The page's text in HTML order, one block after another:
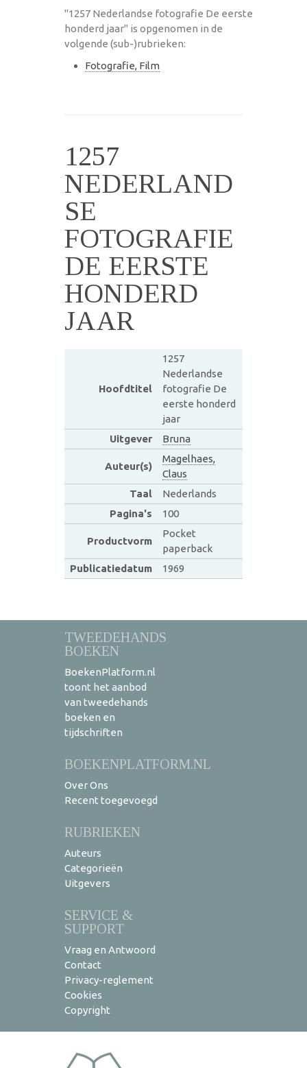
"1257 Nederlandse fotografie De eerste
honderd jaar" is opgenomen in de
volgende (sub-)rubrieken:
Fotografie, Film
1257
NEDERLAND
SE
FOTOGRAFIE
DE EERSTE
HONDERD
JAAR
Hoofdtitel
1257
Nederlandse
fotografie De
eerste honderd
jaar
Uitgever
Bruna
Auteur(s)
Magelhaes,
Claus
Taal
Nederlands
Pagina's
100
Productvorm
Pocket
paperback
Publicatiedatum
1969
TWEEDEHANDS
BOEKEN
BoekenPlatform.nl
toont het aanbod
van tweedehands
boeken en
tijdschriften
BOEKENPLATFORM.NL
Over Ons
Recent toegevoegd
RUBRIEKEN
Auteurs
Categorieën
Uitgevers
SERVICE &
SUPPORT
Vraag en Antwoord
Contact
Privacy-reglement
Cookies
Copyright